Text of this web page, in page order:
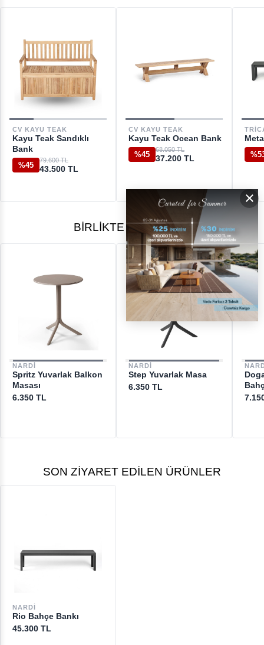
GERİ ÖDEMELER
DESTEK
CV KAYU TEAK
Kayu Teak Sandıklı
Bank
%45
79.600 TL
43.500 TL
CV KAYU TEAK
Kayu Teak Ocean Bank
%45
68.050 TL
37.200 TL
BIRLIKTE ALINANLAR
NARDI
Spritz Yuvarlak Balkon
Masası
6.350 TL
NARDI
Step Yuvarlak Masa
6.350 TL
SON ZIYARET EDILEN ÜRÜNLER
NARDI
Rio Bahçe Bankı
45.300 TL
×